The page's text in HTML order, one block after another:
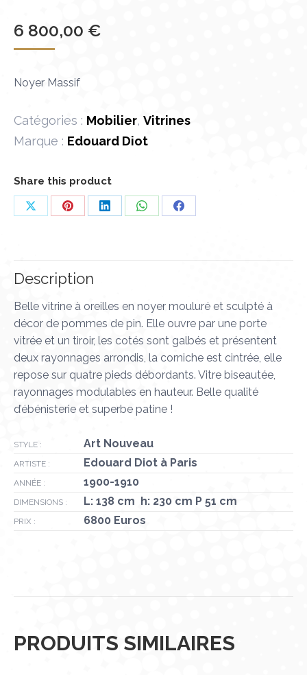
6 800,00 €
Noyer Massif
Catégories : Mobilier, Vitrines
Marque : Edouard Diot
Share this product
PartagerPartagerPartagerPartagerPartager
Description
Belle vitrine à oreilles en noyer mouluré et sculpté à
décor de pommes de pin. Elle ouvre par une porte
vitrée et un tiroir, les cotés sont galbés et présentent
deux rayonnages arrondis, la corniche est cintrée, elle
repose sur quatre pieds débordants. Vitre biseautée,
rayonnages modulables en hauteur. Belle qualité
d’ébénisterie et superbe patine !
STYLE : Art Nouveau
ARTISTE : Edouard Diot à Paris
ANNÉE : 1900-1910
DIMENSIONS : L: 138 cm h: 230 cm P 51 cm
PRIX : 6800 Euros
PRODUITS SIMILAIRES